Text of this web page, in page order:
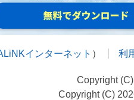
インターネット ） 利
Copyright
Copyright (C)